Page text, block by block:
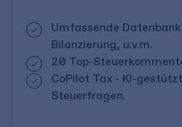
Umfassende
Bilanzierung, u.v.m.
20 Top-
CoPilot Tax - KI-
Steuerfragen.